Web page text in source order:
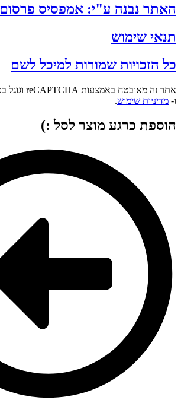
האתר נבנה ע"י: אמפסיס פרסום
תנאי שימוש
כל הזכויות שמורות למיכל לשם
אתר זה מאובטח באמצעות reCAPTCHA וגוגל בכפוף
ו- מדיניות שימוש.
הוספת כרגע מוצר לסל :)